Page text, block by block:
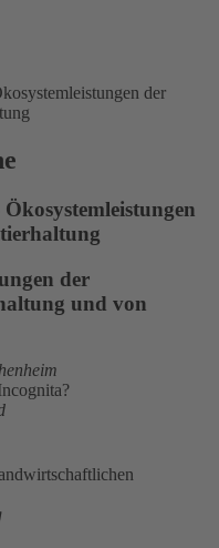
der
der
und von